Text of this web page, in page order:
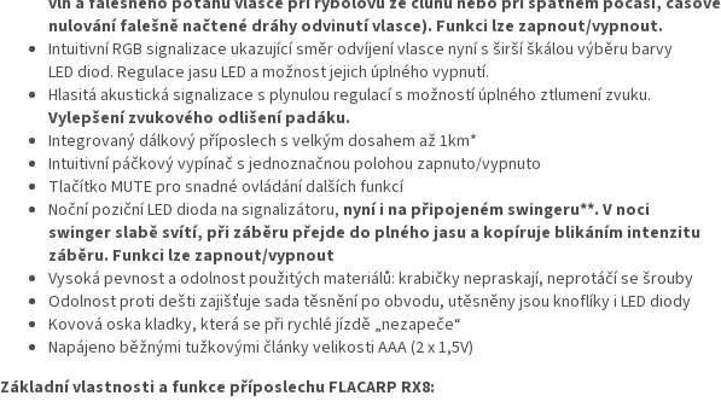
nulování falešně načtené dráhy odvinutí vlasce). Funkci lze zapnout/vypnout.
Intuitivní RGB signalizace ukazující směr odvíjení vlasce nyní s širší škálou výběru barvy
LED diod. Regulace jasu LED a možnost jejich úplného vypnutí.
Hlasitá akustická signalizace s plynulou regulací s možností úplného ztlumení zvuku.
Vylepšení zvukového odlišení padáku.
Integrovaný dálkový příposlech s velkým dosahem až 1km*
Intuitivní páčkový vypínač s jednoznačnou polohou zapnuto/vypnuto
Tlačítko MUTE pro snadné ovládání dalších funkcí
Noční poziční LED dioda na signalizátoru, nyní i na připojeném swingeru**. V noci
swinger slabě svítí, při záběru přejde do plného jasu a kopíruje blikáním intenzitu
záběru. Funkci lze zapnout/vypnout
Vysoká pevnost a odolnost použitých materiálů: krabičky nepraskají, neprotáčí se šrouby
Odolnost proti dešti zajišťuje sada těsnění po obvodu, utěsněny jsou knoflíky i LED diody
Kovová oska kladky, která se při rychlé jízdě „nezapeče“
Napájeno běžnými tužkovými články velikosti AAA (2 x 1,5V)
Základní vlastnosti a funkce příposlechu FLACARP RX8: